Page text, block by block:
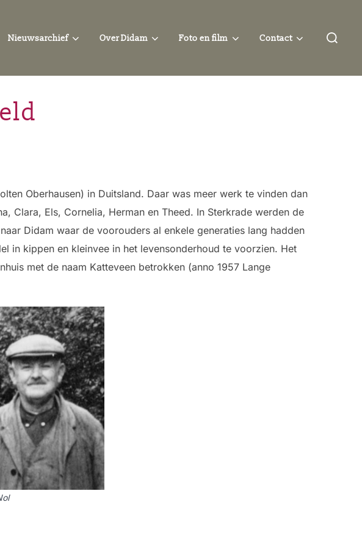
Nieuwsarchief Over Didam Foto en film Contact
Zoek
Oberhausen) in Duitsland. Daar was meer werk te vinden dan
Clara, Els, Cornelia, Herman en Theed. In Sterkrade werden de
Didam waar de voorouders al enkele generaties lang hadden
in kippen en kleinvee in het levensonderhoud te voorzien. Het
met de naam Katteveen betrokken (anno 1957 Lange